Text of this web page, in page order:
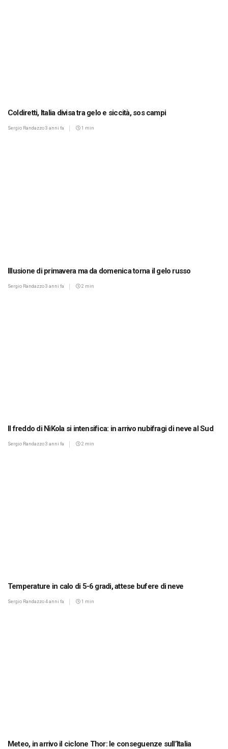
Coldiretti, Italia divisa tra gelo e siccità, sos campi
Sergio Randazzo 3 anni fa 1 min
Illusione di primavera ma da domenica torna il gelo russo
Sergio Randazzo 3 anni fa 2 min
Il freddo di NìKola si intensifica: in arrivo nubifragi di neve al Sud
Sergio Randazzo 3 anni fa 2 min
Temperature in calo di 5-6 gradi, attese bufere di neve
Sergio Randazzo 4 anni fa 1 min
Meteo, in arrivo il ciclone Thor: le conseguenze sull’Italia